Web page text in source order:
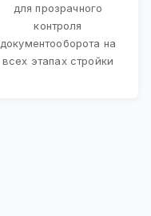
для прозрачного
контроля
документооборота на
всех этапах стройки